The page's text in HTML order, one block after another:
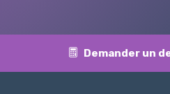
Demander un